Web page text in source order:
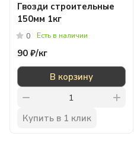
Гвозди строительные
150мм 1кг
0 Есть в наличии
90 ₽/кг
В корзину
Купить в 1 клик